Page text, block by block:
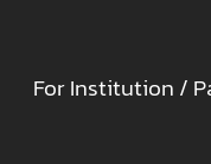
For Institution /